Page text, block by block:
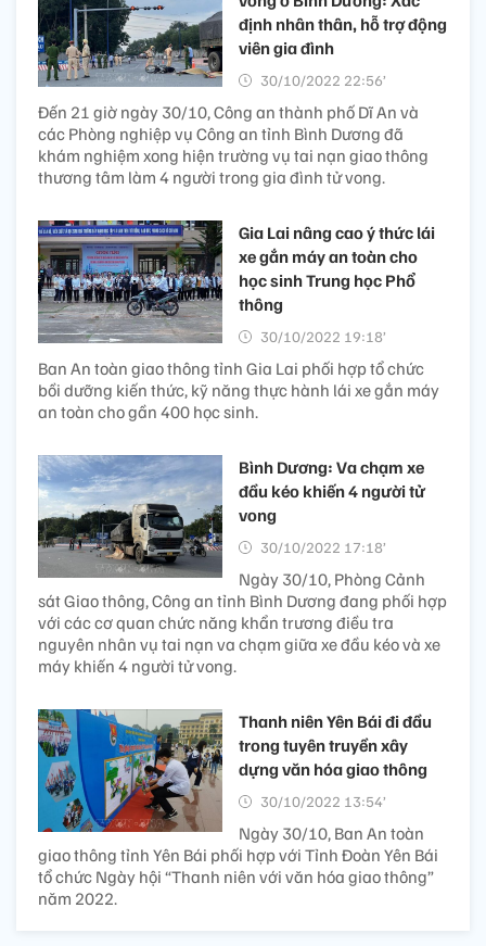
định nhân thân, hỗ trợ động
viên gia đình
30/10/2022 22:56’
Đến 21 giờ ngày 30/10, Công an thành phố Dĩ An và
các Phòng nghiệp vụ Công an tỉnh Bình Dương đã
khám nghiệm xong hiện trường vụ tai nạn giao thông
thương tâm làm 4 người trong gia đình tử vong.
Gia Lai nâng cao ý thức lái
xe gắn máy an toàn cho
học sinh Trung học Phổ
thông
30/10/2022 19:18’
Ban An toàn giao thông tỉnh Gia Lai phối hợp tổ chức
bồi dưỡng kiến thức, kỹ năng thực hành lái xe gắn máy
an toàn cho gần 400 học sinh.
Bình Dương: Va chạm xe
đầu kéo khiến 4 người tử
vong
30/10/2022 17:18’
Ngày 30/10, Phòng Cảnh
sát Giao thông, Công an tỉnh Bình Dương đang phối hợp
với các cơ quan chức năng khẩn trương điều tra
nguyên nhân vụ tai nạn va chạm giữa xe đầu kéo và xe
máy khiến 4 người tử vong.
Thanh niên Yên Bái đi đầu
trong tuyên truyền xây
dựng văn hóa giao thông
30/10/2022 13:54’
Ngày 30/10, Ban An toàn
giao thông tỉnh Yên Bái phối hợp với Tỉnh Đoàn Yên Bái
tổ chức Ngày hội “Thanh niên với văn hóa giao thông”
năm 2022.